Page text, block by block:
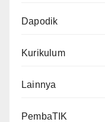
Dapodik
Kurikulum
Lainnya
PembaTIK